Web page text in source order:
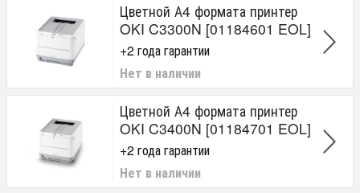
Цветной А4 формата принтер
OKI C3300N [01184601 EOL]
+2 года гарантии
Нет в наличии
Цветной А4 формата принтер
OKI C3400N [01184701 EOL]
+2 года гарантии
Нет в наличии